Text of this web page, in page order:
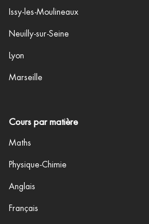
Issy-les-Moulineaux
Neuilly-sur-Seine
Lyon
Marseille
Cours par matière
Maths
Physique-Chimie
Anglais
Français